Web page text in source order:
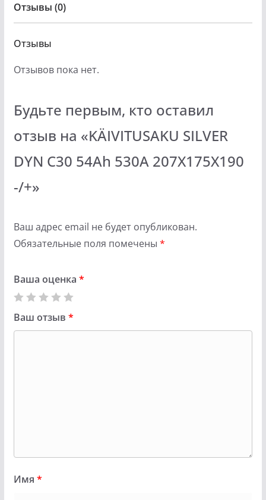
Отзывы (0)
Отзывы
Отзывов пока нет.
Будьте первым, кто оставил
отзыв на «KÄIVITUSAKU SILVER
DYN C30 54Ah 530A 207X175X190
-/+»
Ваш адрес email не будет опубликован.
Обязательные поля помечены *
Ваша оценка *
Ваш отзыв *
Имя *